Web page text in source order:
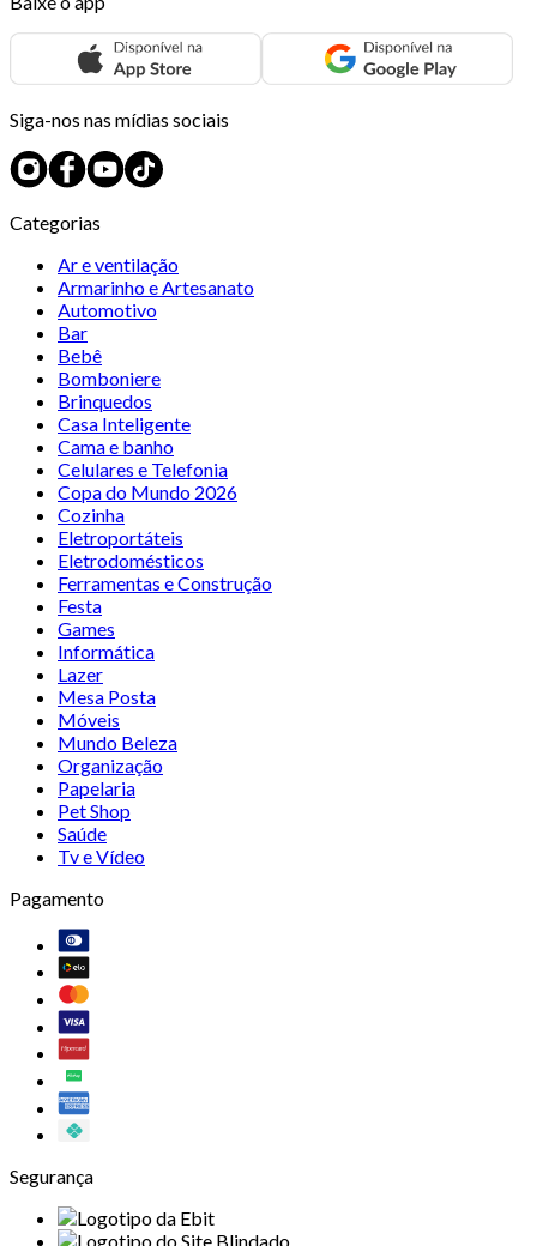
Siga-nos nas mídias sociais
Categorias
Ar e ventilação
Armarinho e Artesanato
Automotivo
Bar
Bebê
Bomboniere
Brinquedos
Casa Inteligente
Cama e banho
Celulares e Telefonia
Copa do Mundo 2026
Cozinha
Eletroportáteis
Eletrodomésticos
Ferramentas e Construção
Festa
Games
Informática
Lazer
Mesa Posta
Móveis
Mundo Beleza
Organização
Papelaria
Pet Shop
Saúde
Tv e Vídeo
Pagamento
Segurança